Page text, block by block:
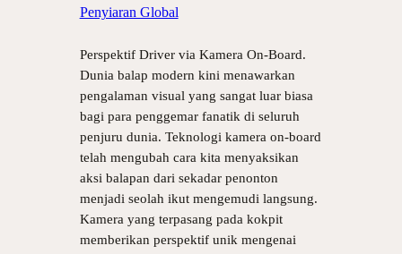
Penyiaran Global
Perspektif Driver via Kamera On-Board.
Dunia balap modern kini menawarkan
pengalaman visual yang sangat luar biasa
bagi para penggemar fanatik di seluruh
penjuru dunia. Teknologi kamera on-board
telah mengubah cara kita menyaksikan
aksi balapan dari sekadar penonton
menjadi seolah ikut mengemudi langsung.
Kamera yang terpasang pada kokpit
memberikan perspektif unik mengenai